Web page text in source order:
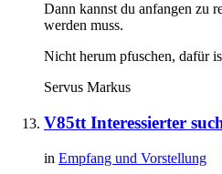
Dann kannst du anfangen zu
werden muss.
Nicht herum pfuschen, dafür
Servus Markus
V85tt Interessierter
in Empfang und Vorstellung